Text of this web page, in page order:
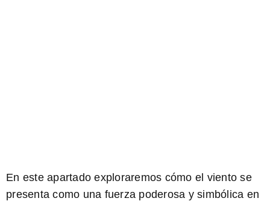
En este apartado exploraremos cómo el viento se
presenta como una fuerza poderosa y simbólica en